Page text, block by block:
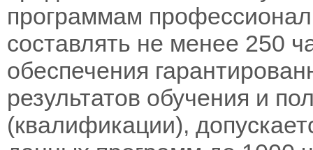
программам
составлять не менее 250
обеспечения
результатов обучения и
(квалификации),